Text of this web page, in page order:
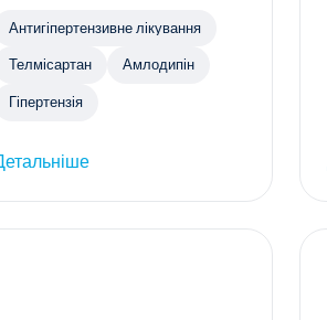
Антигіпертензивне лікування
Телмісартан Амлодипін
Гіпертензія